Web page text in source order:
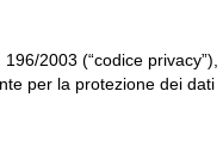
2003 (“codice privacy”),
per la protezione dei dati